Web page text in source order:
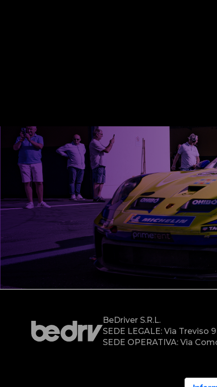
BeDriver S.r.l.
SEDE LEGALE: Via Treviso
SEDE OPERATIVA: Via